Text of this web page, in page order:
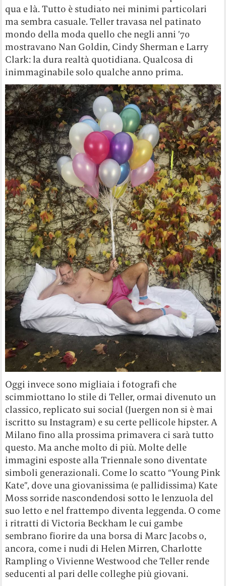
qua e là. Tutto è studiato nei minimi particolari
ma sembra casuale. Teller travasa nel patinato
mondo della moda quello che negli anni ’70
mostravano Nan Goldin, Cindy Sherman e Larry
Clark: la dura realtà quotidiana. Qualcosa di
inimmaginabile solo qualche anno prima.
Oggi invece sono migliaia i fotografi che
scimmiottano lo stile di Teller, ormai divenuto un
classico, replicato sui social (Juergen non si è mai
iscritto su Instagram) e su certe pellicole hipster. A
Milano fino alla prossima primavera ci sarà tutto
questo. Ma anche molto di più. Molte delle
immagini esposte alla Triennale sono diventate
simboli generazionali. Come lo scatto “Young Pink
Kate”, dove una giovanissima (e pallidissima) Kate
Moss sorride nascondendosi sotto le lenzuola del
suo letto e nel frattempo diventa leggenda. O come
i ritratti di Victoria Beckham le cui gambe
sembrano fiorire da una borsa di Marc Jacobs o,
ancora, come i nudi di Helen Mirren, Charlotte
Rampling o Vivienne Westwood che Teller rende
seducenti al pari delle colleghe più giovani.